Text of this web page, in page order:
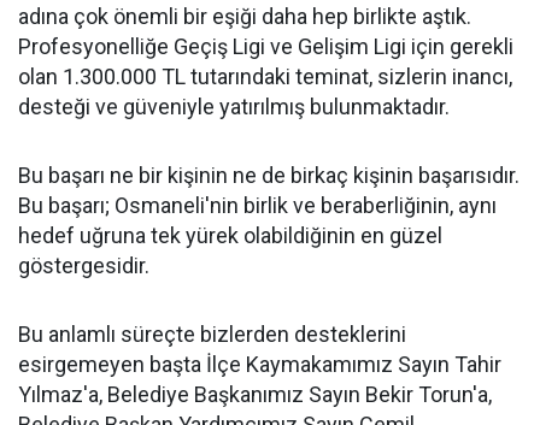
adına çok önemli bir eşiği daha hep birlikte aştık.
Profesyonelliğe Geçiş Ligi ve Gelişim Ligi için gerekli
olan 1.300.000 TL tutarındaki teminat, sizlerin inancı,
desteği ve güveniyle yatırılmış bulunmaktadır.
Bu başarı ne bir kişinin ne de birkaç kişinin başarısıdır.
Bu başarı; Osmaneli'nin birlik ve beraberliğinin, aynı
hedef uğruna tek yürek olabildiğinin en güzel
göstergesidir.
Bu anlamlı süreçte bizlerden desteklerini
esirgemeyen başta İlçe Kaymakamımız Sayın Tahir
Yılmaz'a, Belediye Başkanımız Sayın Bekir Torun'a,